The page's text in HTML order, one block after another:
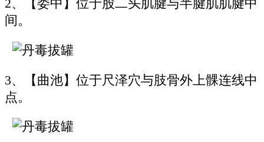
2、【委中】位于股二头肌腱与半腱肌肌腱中
间。
3、【曲池】位于尺泽穴与肢骨外上髁连线中
点。